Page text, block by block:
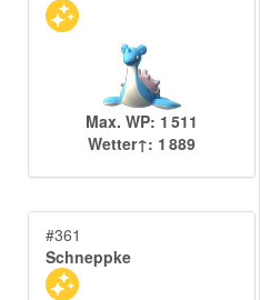
Max. WP: 1 511
Wetter↑: 1 889
#361
Schneppke